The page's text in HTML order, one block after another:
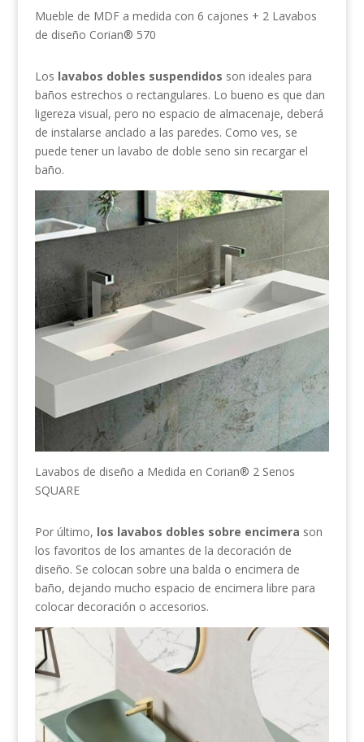
Mueble de MDF a medida con 6 cajones + 2 Lavabos
de diseño Corian® 570
Los lavabos dobles suspendidos son ideales para
baños estrechos o rectangulares. Lo bueno es que dan
ligereza visual, pero no espacio de almacenaje, deberá
de instalarse anclado a las paredes. Como ves, se
puede tener un lavabo de doble seno sin recargar el
baño.
Lavabos de diseño a Medida en Corian® 2 Senos
SQUARE
Por último, los lavabos dobles sobre encimera son
los favoritos de los amantes de la decoración de
diseño. Se colocan sobre una balda o encimera de
baño, dejando mucho espacio de encimera libre para
colocar decoración o accesorios.